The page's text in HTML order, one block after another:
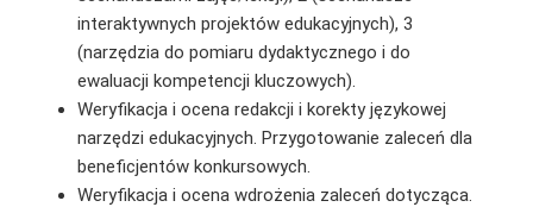
interaktywnych projektów edukacyjnych), 3
(narzędzia do pomiaru dydaktycznego i do
ewaluacji kompetencji kluczowych).
Weryfikacja i ocena redakcji i korekty językowej
narzędzi edukacyjnych. Przygotowanie zaleceń dla
beneficjentów konkursowych.
Weryfikacja i ocena wdrożenia zaleceń dotycząca.